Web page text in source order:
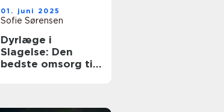
01. juni 2025
Sofie Sørensen
Dyrlæge i
Slagelse: Den
bedste omsorg til